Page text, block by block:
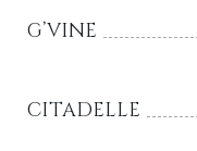
G’VINE
CITADELLE